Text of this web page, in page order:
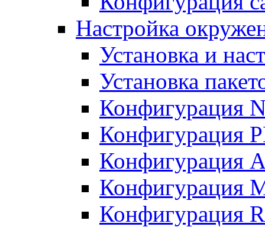
Настройка
Установка и
Установка
Конфигурация
Конфигурация
Конфигурация
Конфигурация
Конфигурация